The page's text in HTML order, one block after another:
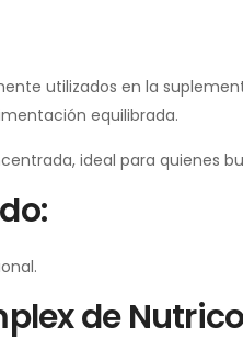
utilizados en la
equilibrada.
ideal para quienes
de